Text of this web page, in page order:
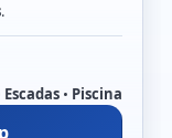
.
Escadas • Piscina